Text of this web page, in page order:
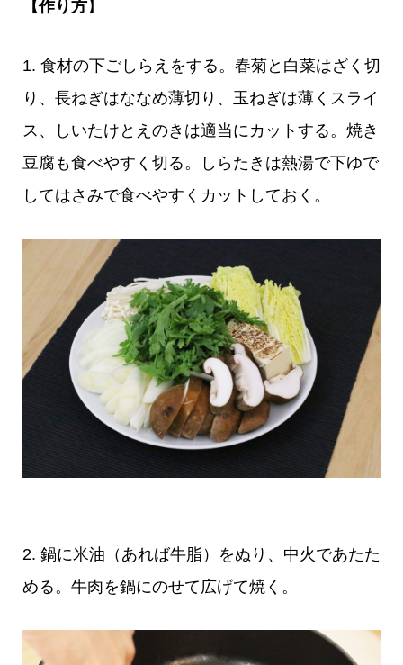
【作り方】
1. 食材の下ごしらえをする。春菊と白菜はざく切
り、長ねぎはななめ薄切り、玉ねぎは薄くスライ
ス、しいたけとえのきは適当にカットする。焼き
豆腐も食べやすく切る。しらたきは熱湯で下ゆで
してはさみで食べやすくカットしておく。
2. 鍋に米油（あれば牛脂）をぬり、中火であたた
める。牛肉を鍋にのせて広げて焼く。